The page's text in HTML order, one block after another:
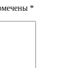
*